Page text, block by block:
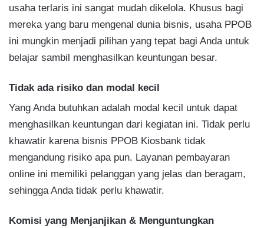
usaha terlaris ini sangat mudah dikelola. Khusus bagi
mereka yang baru mengenal dunia bisnis, usaha PPOB
ini mungkin menjadi pilihan yang tepat bagi Anda untuk
belajar sambil menghasilkan keuntungan besar.
Tidak ada risiko dan modal kecil
Yang Anda butuhkan adalah modal kecil untuk dapat
menghasilkan keuntungan dari kegiatan ini. Tidak perlu
khawatir karena bisnis PPOB Kiosbank tidak
mengandung risiko apa pun. Layanan pembayaran
online ini memiliki pelanggan yang jelas dan beragam,
sehingga Anda tidak perlu khawatir.
Komisi yang Menjanjikan & Menguntungkan